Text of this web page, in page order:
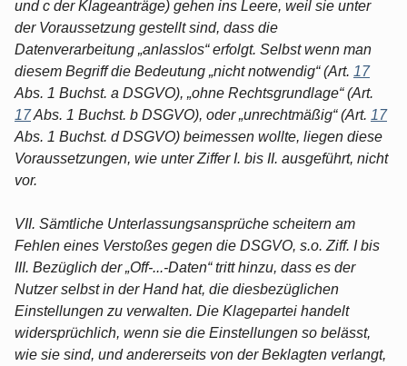
und c der Klageanträge) gehen ins Leere, weil sie unter
der Voraussetzung gestellt sind, dass die
Datenverarbeitung „anlasslos“ erfolgt. Selbst wenn man
diesem Begriff die Bedeutung „nicht notwendig“ (Art. 17
Abs. 1 Buchst. a DSGVO), „ohne Rechtsgrundlage“ (Art.
17Abs. 1 Buchst. b DSGVO), oder „unrechtmäßig“ (Art. 17
Abs. 1 Buchst. d DSGVO) beimessen wollte, liegen diese
Voraussetzungen, wie unter Ziffer I. bis II. ausgeführt, nicht
vor.
VII. Sämtliche Unterlassungsansprüche scheitern am
Fehlen eines Verstoßes gegen die DSGVO, s.o. Ziff. I bis
III. Bezüglich der „Off-...-Daten“ tritt hinzu, dass es der
Nutzer selbst in der Hand hat, die diesbezüglichen
Einstellungen zu verwalten. Die Klagepartei handelt
widersprüchlich, wenn sie die Einstellungen so belässt,
wie sie sind, und andererseits von der Beklagten verlangt,